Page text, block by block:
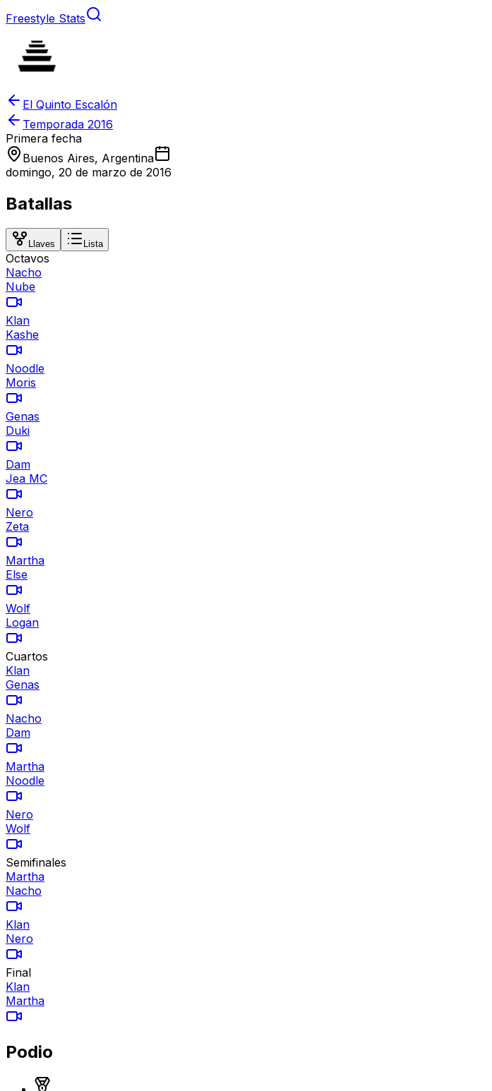
Freestyle Stats
El Quinto Escalón
Temporada 2016
Primera fecha
Buenos Aires, Argentina
domingo, 20 de marzo de 2016
Batallas
Llaves Lista
Octavos
Nacho
Nube
Klan
Kashe
Noodle
Moris
Genas
Duki
Dam
Jea MC
Nero
Zeta
Martha
Else
Wolf
Logan
Cuartos
Klan
Genas
Nacho
Dam
Martha
Noodle
Nero
Wolf
Semifinales
Martha
Nacho
Klan
Nero
Final
Klan
Martha
Podio